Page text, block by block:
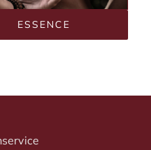
ESSENCE